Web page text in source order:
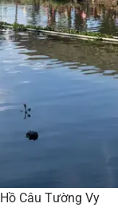
Hồ Câu Tường Vy